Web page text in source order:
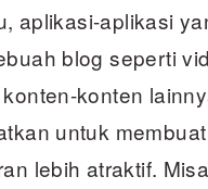
aplikasi-aplikasi
blog seperti
konten
untuk
lebih atraktif.